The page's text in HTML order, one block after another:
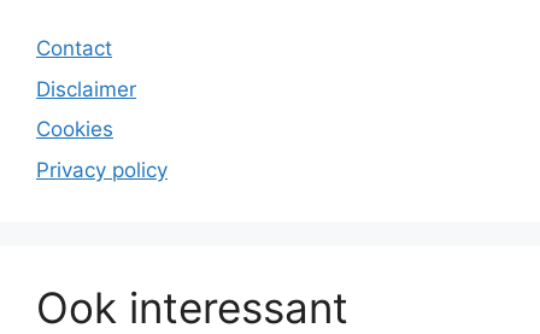
Contact
Disclaimer
Cookies
Privacy policy
Ook interessant